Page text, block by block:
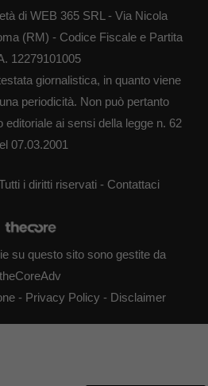
di WEB 365 SRL - Via Nicola
(RM) - Codice Fiscale e Partita
12279101005
giornalistica, in quanto viene
periodicità. Non può pertanto
editoriale ai sensi della legge n. 62
07.03.2001
i diritti riservati - Contattaci
su questo sito sono gestite da
theCoreAdv
- Privacy Policy - Disclaimer